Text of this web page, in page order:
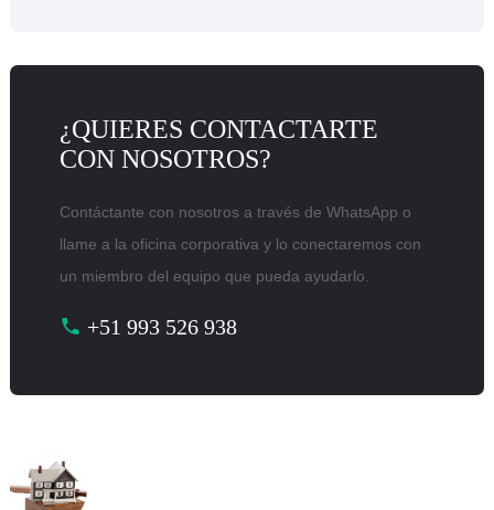
¿QUIERES CONTACTARTE
CON NOSOTROS?
Contáctante con nosotros a través de WhatsApp o
llame a la oficina corporativa y lo conectaremos con
un miembro del equipo que pueda ayudarlo.
+51 993 526 938